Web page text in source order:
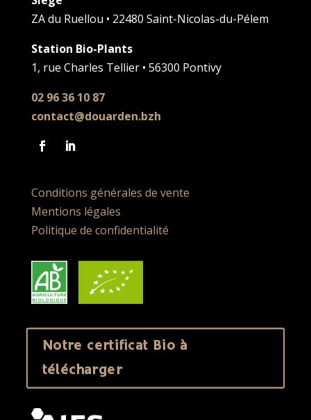
ZA du Ruellou • 22480 Saint-Nicolas-du-Pélem
Station Bio-Plants
1, rue Charles Tellier • 56300 Pontivy
02 96 36 10 87
contact@douarden.bzh
Conditions générales de vente
Mentions légales
Politique de confidentialité
Notre certificat Bio à
télécharger